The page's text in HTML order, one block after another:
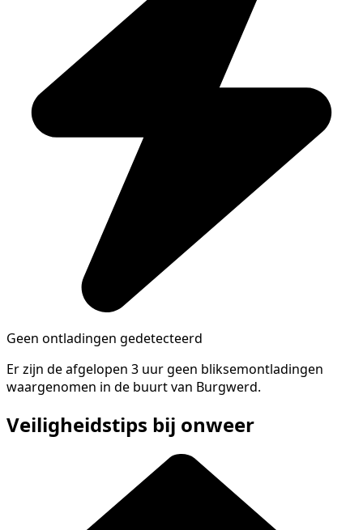
Geen ontladingen gedetecteerd
Er zijn de afgelopen 3 uur geen bliksemontladingen
waargenomen in de buurt van Burgwerd.
Veiligheidstips bij onweer